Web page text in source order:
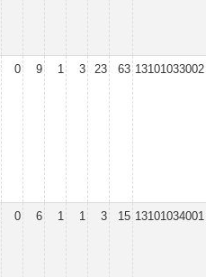
0 9 1 3 23 63 13101033002
0 6 1 1 3 15 13101034001